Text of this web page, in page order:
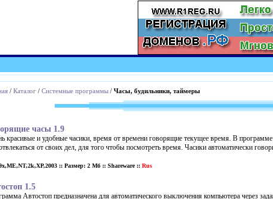
/ Каталог / Системные программы / Часы, будильники, таймеры
часы 1.9
красивые и удобные часики, время от времени говорящие текущее время. В
от своих дел, для того чтобы посмотреть время. Часики автоматически
:: Размер: 2 Мб :: Shareware :: Rus
1.5
Автостоп предназначена для автоматического выключения компьютера через